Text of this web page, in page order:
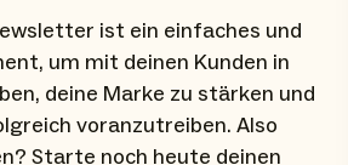
ist ein einfaches und
um mit deinen Kunden in
deine Marke zu stärken und
voranzutreiben. Also
Starte noch heute deinen